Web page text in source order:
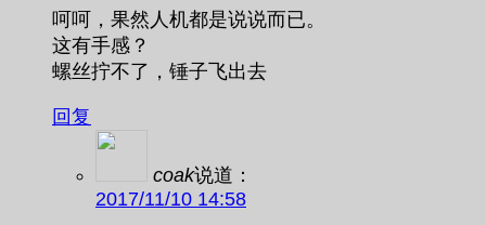
呵呵，果然人机都是说说而已。
这有手感？
螺丝拧不了，锤子飞出去
回复
coak说道：
2017/11/10 14:58